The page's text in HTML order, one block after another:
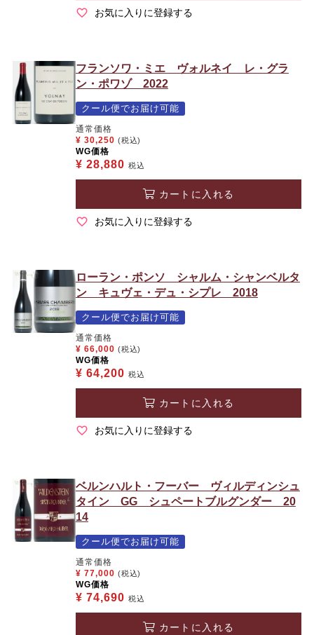
お気に入りに登録する
フランソワ・ミエ ヴォルネイ レ・グラ
ン・ポワゾ 2022
クール便でお届け可能
通常価格
¥ 30,250 (税込)
WG価格
¥ 28,880 税込
カートに入れる
お気に入りに登録する
ローラン・ポンソ シャルム・シャンベルタ
ン キュヴェ・デュ・シプレ 2018
クール便でお届け可能
通常価格
¥ 66,000 (税込)
WG価格
¥ 64,200 税込
カートに入れる
お気に入りに登録する
ベルンハルト・フーバー ヴィルディンシュ
タイン GG シュペートブルグンダー 20
14
クール便でお届け可能
通常価格
¥ 77,000 (税込)
WG価格
¥ 74,690 税込
カートに入れる